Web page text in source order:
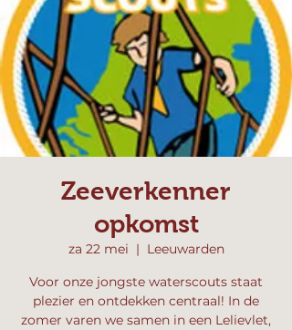
Zeeverkenner
opkomst
za 22 mei
  |
Leeuwarden
Voor onze jongste waterscouts staat
plezier en ontdekken centraal! In de
zomer varen we samen in een Lelievlet,